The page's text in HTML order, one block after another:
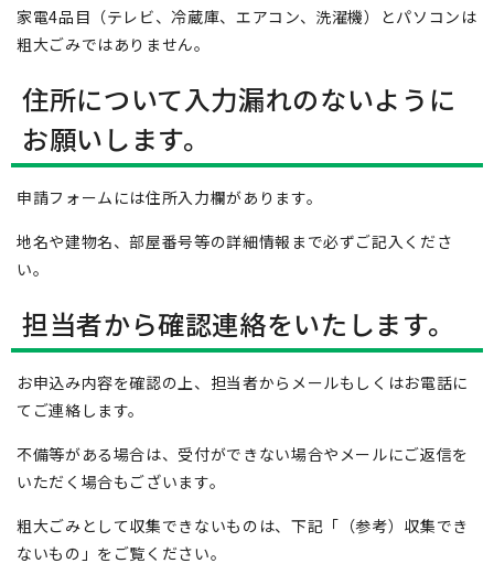
家電4品目（テレビ、冷蔵庫、エアコン、洗濯機）とパソコンは
粗大ごみではありません。
住所について入力漏れのないように
お願いします。
申請フォームには住所入力欄があります。
地名や建物名、部屋番号等の詳細情報まで必ずご記入くださ
い。
担当者から確認連絡をいたします。
お申込み内容を確認の上、担当者からメールもしくはお電話に
てご連絡します。
不備等がある場合は、受付ができない場合やメールにご返信を
いただく場合もございます。
粗大ごみとして収集できないものは、下記「（参考）収集でき
ないもの」をご覧ください。